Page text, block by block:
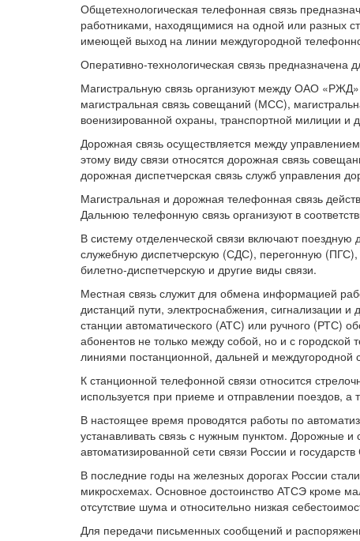
Общетехнологическая телефонная связь
работниками, находящимися на одной или разных
имеющей выход на линии междугородной
Оперативно-технологическая связь
Магистральную связь организуют между ОАО
магистральная связь совещаний (МСС),
военизированной охраны, транспортной милиции и
Дорожная связь осуществляется между
этому виду связи относятся дорожная связь
дорожная диспетчерская связь служб управления
Магистральная и дорожная телефонная связь
Дальнюю телефонную связь организуют в
В систему отделенческой связи включают
служебную диспетчерскую (СДС), перегонную
билетно-диспетчерскую и другие виды связи.
Местная связь служит для обмена информацией
дистанций пути, электроснабжения, сигнализации
станции автоматического (АТС) или ручного (РТС)
абонентов не только между собой, но и с
линиями постанционной, дальней и междугородной
К станционной телефонной связи относится
используется при приеме и отправлении поездов, а
В настоящее время проводятся работы по
устанавливать связь с нужным пунктом. Дорожные
автоматизированной сети связи России и
В последние годы на железных дорогах России
микросхемах. Основное достоинство АТСЭ кроме
отсутствие шума и относительно низкая
Для передачи письменных сообщений и